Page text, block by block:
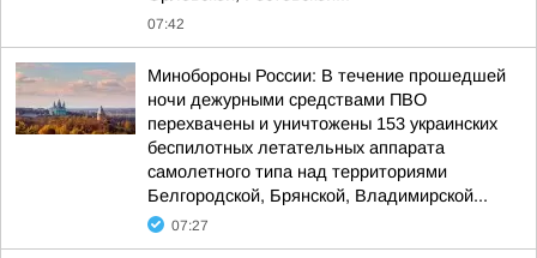
07:42
Минобороны России: В течение прошедшей
ночи дежурными средствами ПВО
перехвачены и уничтожены 153 украинских
беспилотных летательных аппарата
самолетного типа над территориями
Белгородской, Брянской, Владимирской...
07:27